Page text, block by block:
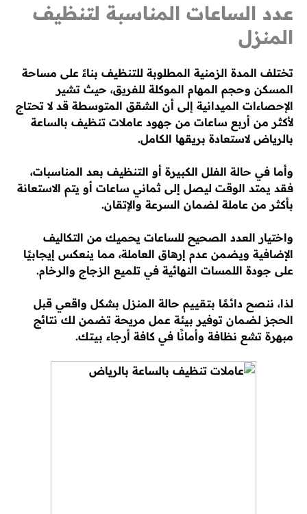
عدد الساعات المناسبة لتنظيف
المنزل
تختلف المدة الزمنية المطلوبة للتنظيف بناءً على مساحة
المسكن وحجم المهام الموكلة للفريق، حيث تشير
الإحصاءات الميدانية إلى أن الشقق المتوسطة قد لا تحتاج
لأكثر من أربع ساعات من جهود عاملات تنظيف بالساعة
بالرياض لاستعادة بريقها الكامل.
وأما في حالة الفلل الكبيرة أو التنظيف بعد المناسبات،
فقد يمتد الوقت ليصل إلى ثماني ساعات أو يتم الاستعانة
بأكثر من عاملة لضمان السرعة والإتقان.
واختيار العدد الصحيح للساعات يحميك من التكاليف
الإضافية ويضمن عدم إرهاق العاملة، مما ينعكس إيجابيًا
على جودة اللمسات النهائية في تلميع الزجاج والرخام.
لذا، ننصح دائمًا بتقييم حالة المنزل بشكل واقعي قبل
الحجز لضمان توفير بيئة عمل مريحة تضمن لك نتائج
مبهرة تشع نظافة وأمانًا في كافة أرجاء بيتك.